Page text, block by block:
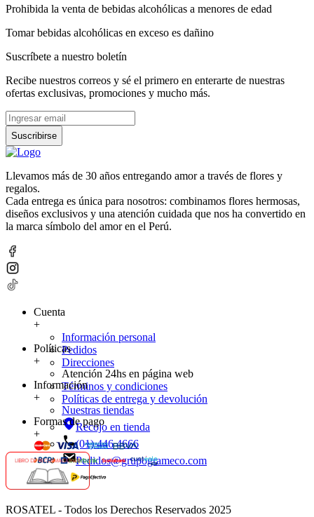
Prohibida la venta de bebidas alcohólicas a menores de edad
Tomar bebidas alcohólicas en exceso es dañino
Suscríbete a nuestro boletín
Recibe nuestros correos y sé el primero en enterarte de nuestras
ofertas exclusivas, promociones y mucho más.
Suscribirse
Llevamos más de 30 años entregando amor a través de flores y
regalos.
Cada entrega es única para nosotros: combinamos flores hermosas,
diseños exclusivos y una atención cuidada que nos ha convertido en
la marca símbolo del amor en el Perú.
Cuenta
+
Información personal
Pedidos
Direcciones
Políticas
+
Atención 24hs en página web
Términos y condiciones
Políticas de entrega y devolución
Información
+
Nuestras tiendas
Recojo en tienda
(01) 446 4666
Pedidos@grupogrameco.com
Formas de pago
+
ROSATEL - Todos los Derechos Reservados 2025